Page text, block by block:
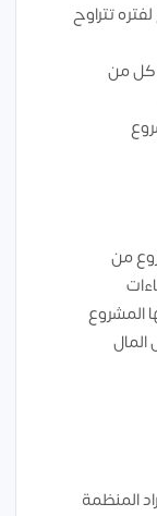
تتراوح
كل من
من
المشروع
المنظمة